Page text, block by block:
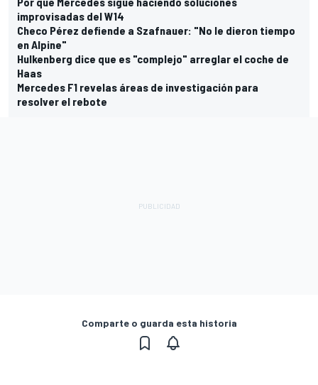
improvisadas del W14
Checo Pérez defiende a Szafnauer: "No le dieron tiempo
en Alpine"
Hulkenberg dice que es "complejo" arreglar el coche de
Haas
Mercedes F1 revelas áreas de investigación para
resolver el rebote
Comparte o guarda esta historia